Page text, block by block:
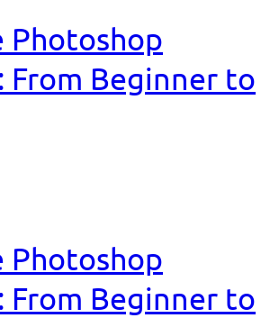
Photoshop
From Beginner to
Photoshop
From Beginner to